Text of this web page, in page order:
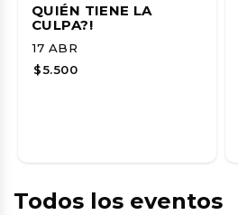
QUIÉN TIENE LA
CULPA?!
17 ABR
$5.500
Todos los eventos